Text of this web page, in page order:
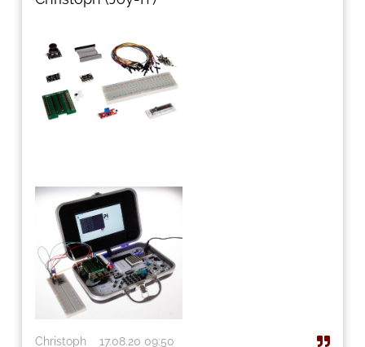
Christoph 17.08.20 09:50